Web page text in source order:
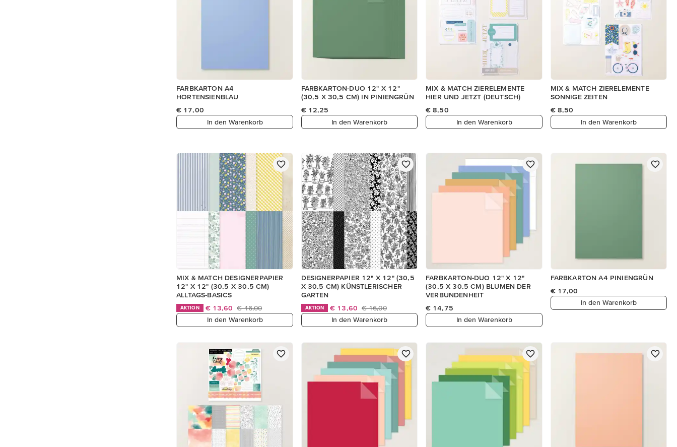
FARBKARTON A4
HORTENSIENBLAU
€ 17,00
In den Warenkorb
FARBKARTON-DUO 12" X 12"
(30,5 X 30,5 CM) IN PINIENGRÜN
€ 12,25
In den Warenkorb
MIX & MATCH ZIERELEMENTE
HIER UND JETZT (DEUTSCH)
€ 8,50
In den Warenkorb
MIX & MATCH ZIERELEMENTE
SONNIGE ZEITEN
€ 8,50
In den Warenkorb
MIX & MATCH DESIGNERPAPIER
12" X 12" (30,5 X 30,5 CM)
ALLTAGS-BASICS
AKTION € 13,60 € 16,00
In den Warenkorb
DESIGNERPAPIER 12" X 12" (30,5
X 30,5 CM) KÜNSTLERISCHER
GARTEN
AKTION € 13,60 € 16,00
In den Warenkorb
FARBKARTON-DUO 12" X 12"
(30,5 X 30,5 CM) BLUMEN DER
VERBUNDENHEIT
€ 14,75
In den Warenkorb
FARBKARTON A4 PINIENGRÜN
€ 17,00
In den Warenkorb